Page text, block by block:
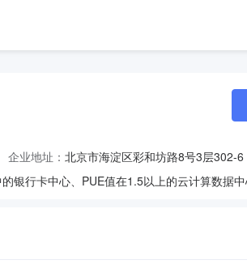
企业地址： 北京市海淀区彩和坊路8号3层302-6